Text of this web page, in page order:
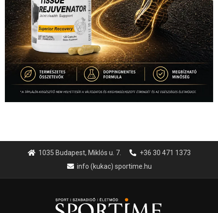
1035 Budapest, Miklós u. 7.
+36 30 471 1373
info (kukac) sportime.hu